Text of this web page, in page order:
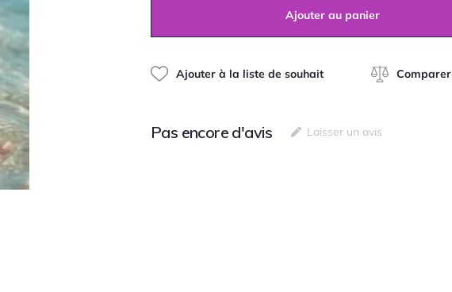
Liste des vertus
Blog
en
inoxydable
Ajouter au panier
Ajouter à la liste de souhait Comparer
Pas encore d'avis Laisser un avis